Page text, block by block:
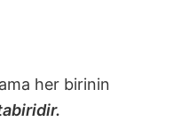
her birinin